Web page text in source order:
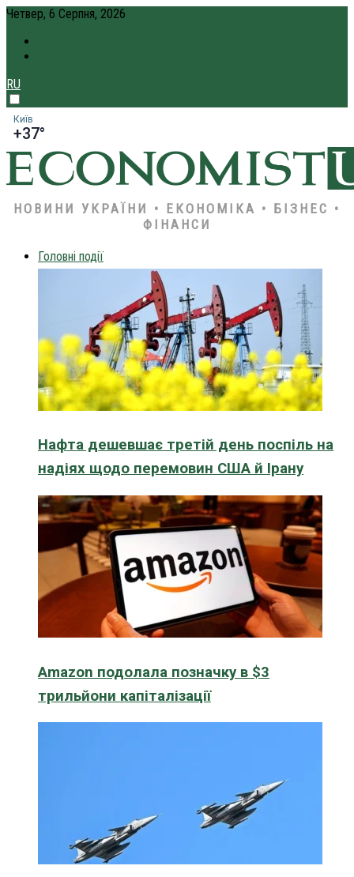
Четвер, 6 Серпня, 2026
RU
Київ
+37°
НОВИНИ УКРАЇНИ • ЕКОНОМІКА • БІЗНЕС •
ФІНАНСИ
Головні події
Нафта дешевшає третій день поспіль на
надіях щодо перемовин США й Ірану
Amazon подолала позначку в $3
трильйони капіталізації